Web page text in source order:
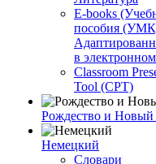
E-books
пособия
в
Classroom
Tool (CPT)
Рождество и Новый
Немецкий
Словари